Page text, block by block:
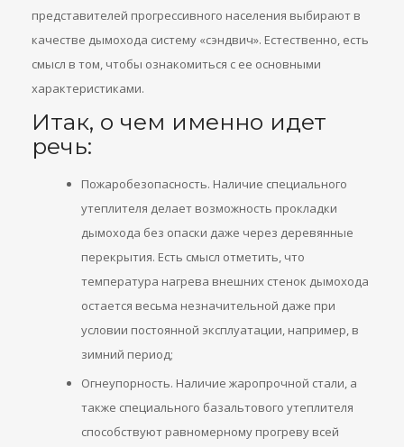
представителей прогрессивного населения выбирают в
качестве дымохода систему «сэндвич». Естественно, есть
смысл в том, чтобы ознакомиться с ее основными
характеристиками.
Итак, о чем именно идет
речь:
Пожаробезопасность. Наличие специального
утеплителя делает возможность прокладки
дымохода без опаски даже через деревянные
перекрытия. Есть смысл отметить, что
температура нагрева внешних стенок дымохода
остается весьма незначительной даже при
условии постоянной эксплуатации, например, в
зимний период;
Огнеупорность. Наличие жаропрочной стали, а
также специального базальтового утеплителя
способствуют равномерному прогреву всей